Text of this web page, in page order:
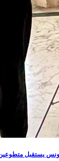
يستقبل متطوعين